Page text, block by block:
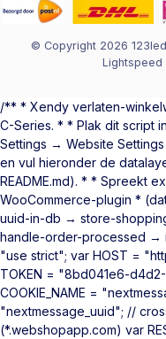
© Copyright 2026
Lightspeed
/** * Xendy verlaten-
C-Series. * * Plak dit script
Settings → Website
en vul hieronder de
README.md). * * Spreekt
WooCommerce-plugin *
uuid-in-db → store-
handle-order-processed →
"use strict"; var HOST =
TOKEN = "8bd041e6-
COOKIE_NAME =
"nextmessage_uuid"; //
(*.webshopapp.com) var